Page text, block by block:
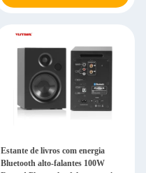
Estante de livros com energia
Bluetooth alto-falantes 100W